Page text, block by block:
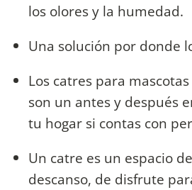
los olores y la humedad.
Una solución por donde
Los catres para
son un antes y después
tu hogar si contas con
Un catre es un espacio
descanso, de disfrute